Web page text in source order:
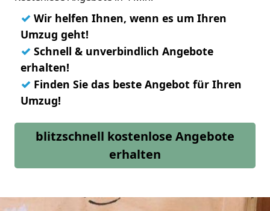
✓ Wir helfen Ihnen, wenn es um Ihren
Umzug geht!
✓ Schnell & unverbindlich Angebote
erhalten!
✓ Finden Sie das beste Angebot für Ihren
Umzug!
blitzschnell kostenlose Angebote
erhalten